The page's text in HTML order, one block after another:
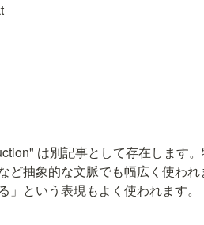
は別記事として存在します
ど抽象的な文脈でも幅広く使わ
という表現もよく使われます。